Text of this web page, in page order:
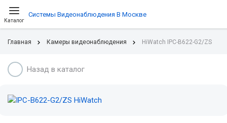
Каталог
Системы Видеонаблюдения В Москве
Главная Камеры видеонаблюдения HiWatch IPC-B622-G2/ZS
Назад в каталог